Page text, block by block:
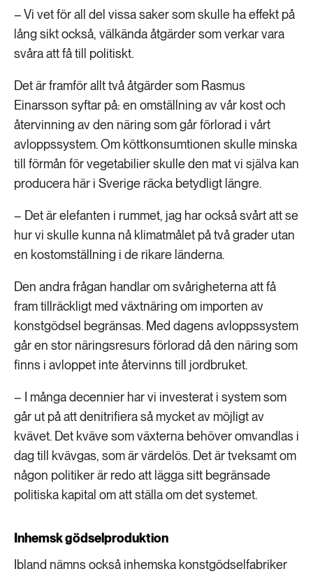
– Vi vet för all del vissa saker som skulle ha effekt på
lång sikt också, välkända åtgärder som verkar vara
svåra att få till politiskt.
Det är framför allt två åtgärder som Rasmus
Einarsson syftar på: en omställning av vår kost och
återvinning av den näring som går förlorad i vårt
avloppssystem. Om köttkonsumtionen skulle minska
till förmån för vegetabilier skulle den mat vi själva kan
producera här i Sverige räcka betydligt längre.
– Det är elefanten i rummet, jag har också svårt att se
hur vi skulle kunna nå klimatmålet på två grader utan
en kostomställning i de rikare länderna.
Den andra frågan handlar om svårigheterna att få
fram tillräckligt med växtnäring om importen av
konstgödsel begränsas. Med dagens avloppssystem
går en stor näringsresurs förlorad då den näring som
finns i avloppet inte återvinns till jordbruket.
– I många decennier har vi investerat i system som
går ut på att denitrifiera så mycket av möjligt av
kvävet. Det kväve som växterna behöver omvandlas i
dag till kvävgas, som är värdelös. Det är tveksamt om
någon politiker är redo att lägga sitt begränsade
politiska kapital om att ställa om det systemet.
Inhemsk gödselproduktion
Ibland nämns också inhemska konstgödselfabriker